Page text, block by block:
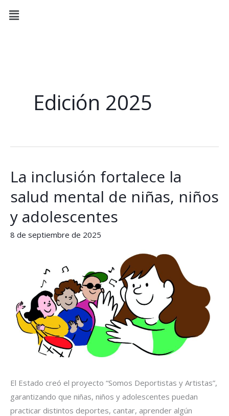
Menú
Edición 2025
La inclusión fortalece la
salud mental de niñas, niños
y adolescentes
8 de septiembre de 2025
El Estado creó el proyecto “Somos Deportistas y Artistas”,
garantizando que niñas, niños y adolescentes puedan
practicar distintos deportes, cantar, aprender algún
La
fortalece
la
salud
adolescentes